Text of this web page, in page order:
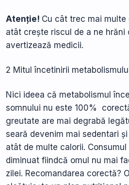
Atenție! Cu cât trec mai multe
atât crește riscul de a ne hrăni
avertizează medicii.
2 Mitul încetinirii
Nici ideea că metabolismul
somnului nu este 100%
greutate are mai degrabă
seară devenim mai sedentari
atât de multe calorii.
diminuat fiindcă omul nu mai
zilei. Recomandarea corectă?